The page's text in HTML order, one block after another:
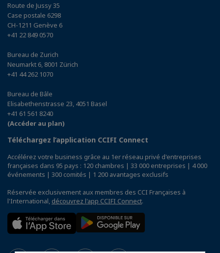
Route de Jussy 35
Case postale 6298
CH-1211 Genève 6
+41 22 849 0570
Bureau de Zurich
Neumarkt 6, 8001 Zürich
+41 44 262 1070
Bureau de Bâle
Elisabethenstrasse 23, 4051 Basel
+41 61 561 8240
(Accéder au plan)
Téléchargez l’application CCIFI Connect
Accélérez votre business grâce au 1er réseau privé d'entreprises
françaises dans 95 pays : 120 chambres | 33 000 entreprises | 4 000
événements | 300 comités | 1 200 avantages exclusifs
Réservée exclusivement aux membres des CCI Françaises à
l'International, découvrez l'app CCIFI Connect.